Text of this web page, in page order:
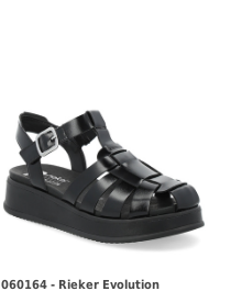
060164 - Rieker Evolution